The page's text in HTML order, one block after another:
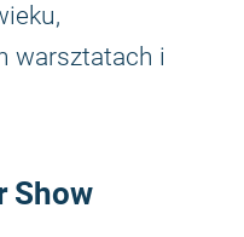
warsztatach i
Show